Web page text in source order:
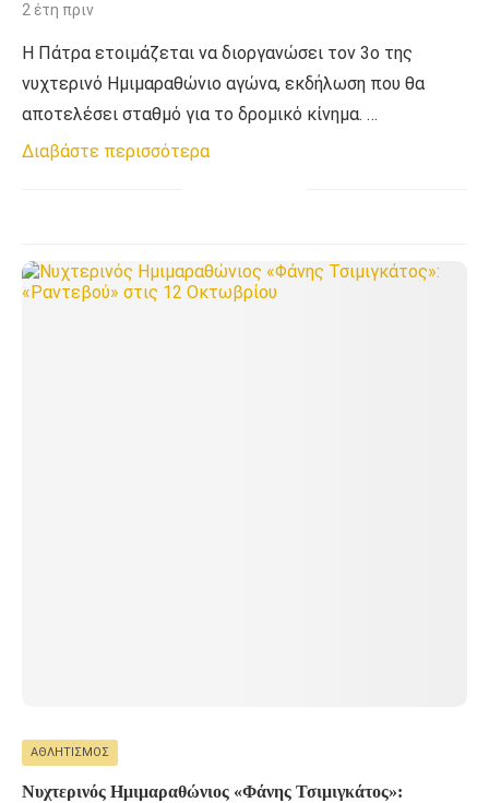
2 έτη πριν
Η Πάτρα ετοιμάζεται να διοργανώσει τον 3ο της
νυχτερινό Ημιμαραθώνιο αγώνα, εκδήλωση που θα
αποτελέσει σταθμό για το δρομικό κίνημα. …
Διαβάστε περισσότερα
ΑΘΛΗΤΙΣΜΌΣ
Νυχτερινός Ημιμαραθώνιος «Φάνης Τσιμιγκάτος»: